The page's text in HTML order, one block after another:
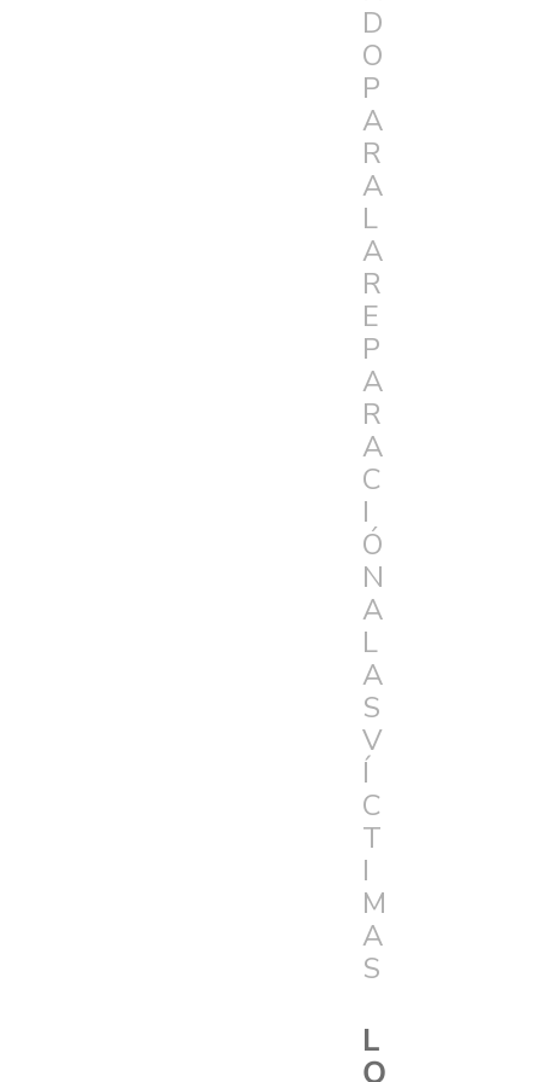
D
O
P
A
R
A
L
A
R
E
P
A
R
A
C
I
Ó
N
A
L
A
S
V
Í
C
T
I
M
A
S
L
O